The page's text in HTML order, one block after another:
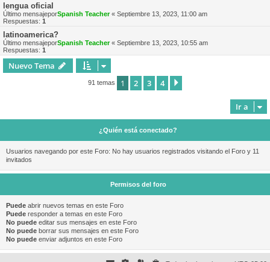
lengua oficial
Último mensajeporSpanish Teacher« Septiembre 13, 2023, 11:00 am
Respuestas: 1
latinoamerica?
Último mensajeporSpanish Teacher« Septiembre 13, 2023, 10:55 am
Respuestas: 1
Nuevo Tema
91 temas 1 2 3 4
Ir a
¿Quién está conectado?
Usuarios navegando por este Foro: No hay usuarios registrados visitando el Foro y 11
invitados
Permisos del foro
Puede abrir nuevos temas en este Foro
Puede responder a temas en este Foro
No puede editar sus mensajes en este Foro
No puede borrar sus mensajes en este Foro
No puede enviar adjuntos en este Foro